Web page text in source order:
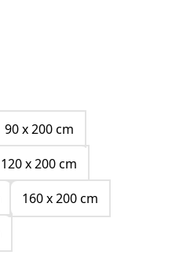
90 x 200 cm
120 x 200 cm
160 x 200 cm